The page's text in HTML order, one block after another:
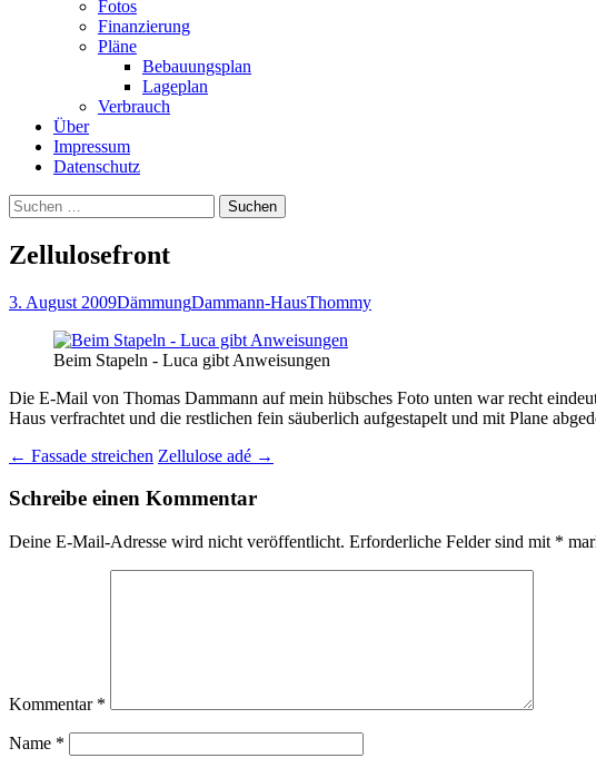
Fotos
Finanzierung
Pläne
Bebauungsplan
Lageplan
Verbrauch
Über
Impressum
Datenschutz
Suchen
nach:
Zellulosefront
3. August 2009DämmungDammann-HausThommy
Beim Stapeln - Luca gibt Anweisungen
Die E-Mail von Thomas Dammann auf mein hübsches Foto unten war recht
Haus verfrachtet und die restlichen fein säuberlich aufgestapelt und mit Plane
Beitragsnavigation
← Fassade streichen Zellulose adé →
Schreibe einen Kommentar
Deine E-Mail-Adresse wird nicht veröffentlicht. Erforderliche Felder sind mit *
Kommentar *
Name *